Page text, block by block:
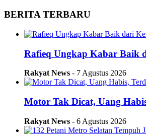
BERITA TERBARU
Rafieq Ungkap Kabar Baik
Rakyat News - 7 Agustus 2026
Motor Tak Dicat, Uang
Rakyat News - 6 Agustus 2026